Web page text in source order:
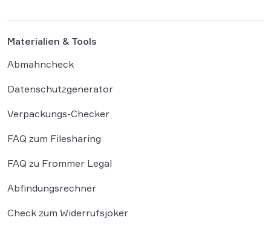
Materialien & Tools
Abmahncheck
Datenschutzgenerator
Verpackungs-Checker
FAQ zum Filesharing
FAQ zu Frommer Legal
Abfindungsrechner
Check zum Widerrufsjoker